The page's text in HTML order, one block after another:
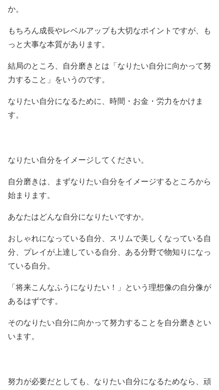
か。
もちろん成長やレベルアップも大切なポイントですが、も
っと大事な本質があります。
結局のところ、自分磨きとは「なりたい自分に向かって努
力すること」をいうのです。
なりたい自分になるために、時間・お金・労力をかけま
す。
なりたい自分をイメージしてください。
自分磨きは、まずなりたい自分をイメージするところから
始まります。
あなたはどんな自分になりたいですか。
おしゃれになっている自分、スリムで美しくなっている自
分、プレイが上達している自分、ある分野で物知りになっ
ている自分。
「将来こんなふうになりたい！」という理想像の自分像が
あるはずです。
そのなりたい自分に向かって努力することを自分磨きとい
います。
努力が必要だとしても、なりたい自分になるためなら、頑